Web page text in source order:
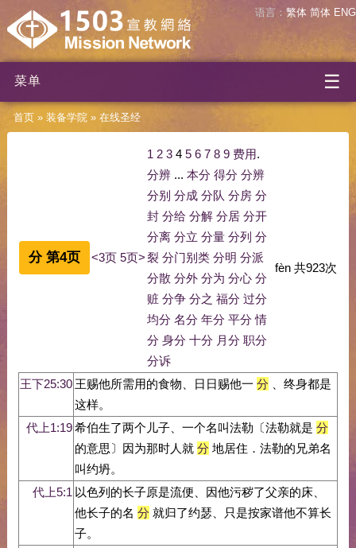
语言： 繁体 简体 ENG
菜单 ☰
首页» 装备学院 » 在线圣经
分 第4页 <3页 5页>
1 2 3 4 5 6 7 8 9 费用.
分辨... 本分 得分 分辨
分别 分成 分队 分房 分
封 分给 分解 分居 分开
分离 分立 分量 分列 分
裂 分门别类 分明 分派
分散 分外 分为 分心 分
赃 分争 分之 福分 过分
均分 名分 年分 平分 情
分 身分 十分 月分 职分
分诉
fèn 共923次
王下25:30 王赐他所需用的食物、日日赐他一 分、终身都是
这样。
代上1:19希伯生了两个儿子、一个名叫法勒〔法勒就是 分
的意思〕因为那时人就 分地居住．法勒的兄弟名
叫约坍。
代上5:1 以色列的长子原是流便、因他污秽了父亲的床、
他长子的名 分就归了约瑟、只是按家谱他不算长
子。